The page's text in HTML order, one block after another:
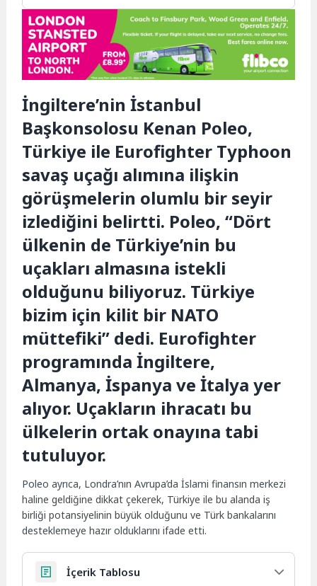
İngiltere’nin İstanbul
Başkonsolosu Kenan Poleo,
Türkiye ile Eurofighter Typhoon
savaş uçağı alımına ilişkin
görüşmelerin olumlu bir seyir
izlediğini belirtti. Poleo, “Dört
ülkenin de Türkiye’nin bu
uçakları almasına istekli
olduğunu biliyoruz. Türkiye
bizim için kilit bir NATO
müttefiki” dedi. Eurofighter
programında İngiltere,
Almanya, İspanya ve İtalya yer
alıyor. Uçakların ihracatı bu
ülkelerin ortak onayına tabi
tutuluyor.
Poleo ayrıca, Londra’nın Avrupa’da İslami finansın merkezi
haline geldiğine dikkat çekerek, Türkiye ile bu alanda iş
birliği potansiyelinin büyük olduğunu ve Türk bankalarını
desteklemeye hazır olduklarını ifade etti.
İçerik Tablosu